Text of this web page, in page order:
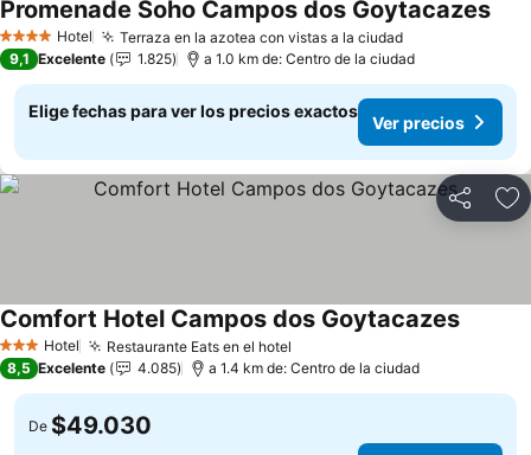
4 EstrellasHotel Terraza en la azotea con vistas a la ciudadVer precios
Promenade Soho Campos dos GoytacazesVer
9,1 Excelente 1.825 a 1.0 km de: Centro de la ciudad
Elige fechas para ver los precios exactos
Ver precios
Compartir
3 Estrellas
Hotel Restaurante Eats en el hotel
Comfort Hotel Campos dos GoytacazesVer
8,5 Excelente 4.085 a 1.4 km de: Centro de la ciudad
De $49.030